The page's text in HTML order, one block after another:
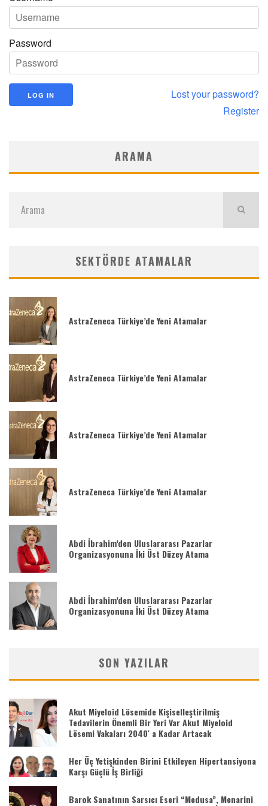
Password
Lost your password?
Register
ARAMA
SEKTÖRDE ATAMALAR
AstraZeneca Türkiye’de Yeni Atamalar
AstraZeneca Türkiye’de Yeni Atamalar
AstraZeneca Türkiye’de Yeni Atamalar
AstraZeneca Türkiye’de Yeni Atamalar
Abdi İbrahim’den Uluslararası Pazarlar
Organizasyonuna İki Üst Düzey Atama
Abdi İbrahim’den Uluslararası Pazarlar
Organizasyonuna İki Üst Düzey Atama
SON YAZILAR
Akut Miyeloid Lösemide Kişiselleştirilmiş
Tedavilerin Önemli Bir Yeri Var Akut Miyeloid
Lösemi Vakaları 2040′ a Kadar Artacak
Her Üç Yetişkinden Birini Etkileyen Hipertansiyona
Karşı Güçlü İş Birliği
Barok Sanatının Sarsıcı Eseri “Medusa”, Menarini